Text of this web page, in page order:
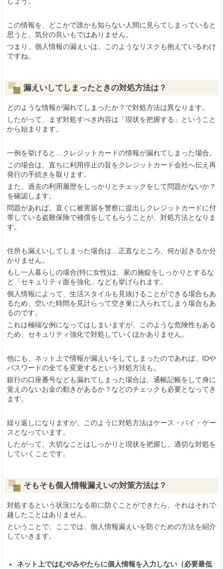
この情報を、どこかで誰かも知らない人間に見らてしまっていると
思うと、気分の良いもではありません。
つまり、個人情報の漏えいは、このようなリスクも抱えているわけ
ですね。
漏えいしてしまったときの対処方法は？
どのような情報が漏れてしまったか？で対処方法は異なります。
したがって、まず対処すべき内容は「現状を把握する」ということ
から始まります。
一例を挙げると…クレジットカードの情報が漏れてしまった場合。
この場合は、直ちに利用停止の旨をクレジットカード会社へ伝え再
発行の手続きを取ります。
また、過去の利用履歴をしっかりとチェックをして問題がないか？
を確認します。
問題があれば、直ぐに被害届を警察に提出しクレジットカードに付
帯している盗難保険で補償をしてもらうことが、対処方法となりま
す。
住所も漏えいしてしまった場合は…正直なところ、何が起きるか分
かりません。
もし一人暮らしの場合(特に女性)は、家の施錠をしっかりとするな
ど「セキュリティ面を強化」なども挙げられます。
個人情報によって、生活スタイルも見抜けることができる場合もあ
るため、空いた時間を見計らって空き巣に入られてしまう場合もあ
るのです。
これは極端な例になってはしまいますが、このような危険性もある
ため、セキュリティ強化で対処していくほかありません。
他にも、ネット上で情報が漏えいをしてしまったのであれば、IDや
パスワードの全てを変更するという対処方法も。
銀行の口座番号なども漏れてしまった場合は、通帳記帳をして身に
覚えのないお金の動きがあるか？などのチェックも必要となってき
ます。
繰り返しになりますが、このように対処方法はケース・バイ・ケー
スとなっています。
したがって、大切なことはしっかりと現状を把握し、適切な対処を
していくことです。
そもそも個人情報漏えいの対策方法は？
対処するという状況になる前に防ぐことができたら、それはそれで
越したことはありません。
ということで、ここでは、個人情報漏えいを防ぐための方法を紹介
していきます。
ネット上ではむやみやたらに個人情報を入力しない（必要最低